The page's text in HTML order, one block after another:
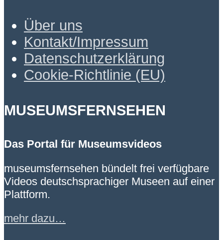
Über uns
Kontakt/Impressum
Datenschutzerklärung
Cookie-Richtlinie (EU)
MUSEUMSFERNSEHEN
Das Portal für Museumsvideos
museumsfernsehen bündelt frei verfügbare
Videos deutschsprachiger Museen auf einer
Plattform.
mehr dazu…